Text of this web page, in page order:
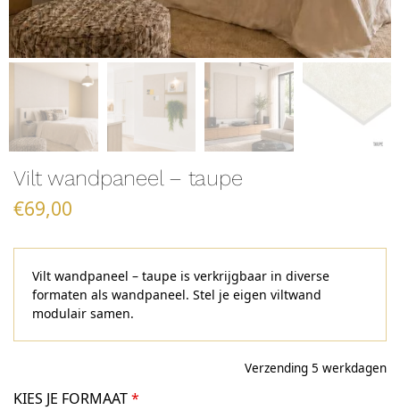
Vilt wandpaneel – taupe
€69,00
Vilt wandpaneel – taupe is verkrijgbaar in diverse
formaten als wandpaneel. Stel je eigen viltwand
modulair samen.
Verzending 5 werkdagen
KIES JE FORMAAT*